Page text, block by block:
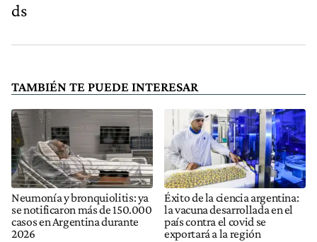
ds
TAMBIÉN TE PUEDE INTERESAR
Neumonía y bronquiolitis: ya
se notificaron más de 150.000
casos en Argentina durante
2026
Éxito de la ciencia argentina:
la vacuna desarrollada en el
país contra el covid se
exportará a la región